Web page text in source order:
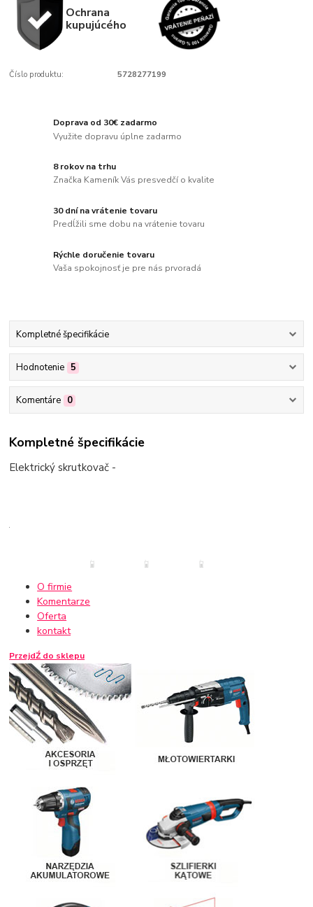
Ochrana
kupujúcého
Číslo produktu: 5728277199
Doprava od 30€ zadarmo
Využite dopravu úplne zadarmo
8 rokov na trhu
Značka Kameník Vás presvedčí o kvalite
30 dní na vrátenie tovaru
Predĺžili sme dobu na vrátenie tovaru
Rýchle doručenie tovaru
Vaša spokojnosť je pre nás prvoradá
Kompletné špecifikácie
Hodnotenie 5
Komentáre 0
Kompletné špecifikácie
Elektrický skrutkovač -
O firmie
Komentarze
Oferta
kontakt
PrzejdŹ do sklepu